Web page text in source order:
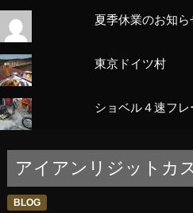
夏季休業のお知ら
東京ドイツ村
ショベル４速フレ
アイアンリジットカ
BLOG